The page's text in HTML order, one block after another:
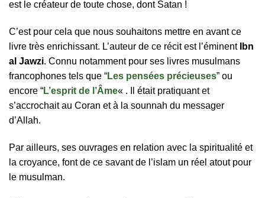
est le créateur de toute chose, dont Satan !
C’est pour cela que nous souhaitons mettre en avant ce
livre très enrichissant. L’auteur de ce récit est l’éminentIbn
al Jawzi. Connu notamment pour ses livres musulmans
francophones tels que “Les pensées précieuses” ou
encore “L’esprit de l’Âme« . Il était pratiquant et
s’accrochait au Coran et à la sounnah du messager
d’Allah.
Par ailleurs, ses ouvrages en relation avec la spiritualité et
la croyance, font de ce savant de l’islam un réel atout pour
le musulman.